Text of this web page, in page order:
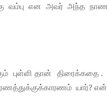
வம்பு என அவர் அந்த
தான் திரைக்கதை .
யார்?